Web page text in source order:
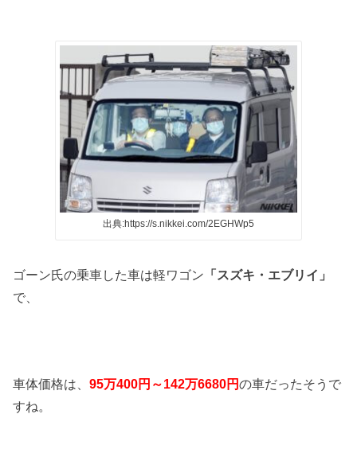
出典:https://s.nikkei.com/2EGHWp5
ゴーン氏の乗車した車は軽ワゴン 「スズキ・エブリイ」
で、
車体価格は、95万400円～142万6680円の車だったそうで
すね。